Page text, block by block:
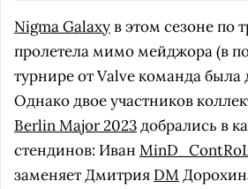
Nigma Galaxyв этом сезоне по
пролетела мимо мейджора (в
турнире от Valve команда была
Однако двое участников
Berlin Major 2023добрались в
стендинов: Иван
заменяет Дмитрия DM